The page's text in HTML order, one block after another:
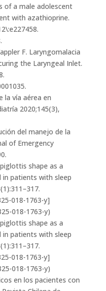
of a male adolescent
with azathioprine.
F. Laryngomalacia
the Laryngeal Inlet.
la vía aérea en
2020;145(3),
del manejo de la
of Emergency
shape as a
patients with sleep
018-1763-y]
018-1763-y)
shape as a
patients with sleep
018-1763-y]
018-1763-y)
en los pacientes con